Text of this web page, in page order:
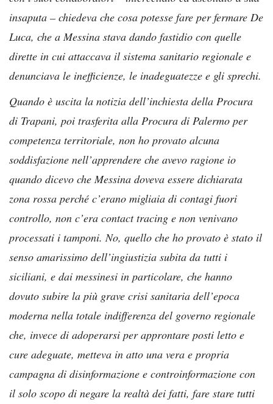
insaputa – chiedeva che cosa potesse fare per fermare De
Luca, che a Messina stava dando fastidio con quelle
dirette in cui attaccava il sistema sanitario regionale e
denunciava le inefficienze, le inadeguatezze e gli sprechi.
Quando è uscita la notizia dell’inchiesta della Procura
di Trapani, poi trasferita alla Procura di Palermo per
competenza territoriale, non ho provato alcuna
soddisfazione nell’apprendere che avevo ragione io
quando dicevo che Messina doveva essere dichiarata
zona rossa perché c’erano migliaia di contagi fuori
controllo, non c’era contact tracing e non venivano
processati i tamponi. No, quello che ho provato è stato il
senso amarissimo dell’ingiustizia subita da tutti i
siciliani, e dai messinesi in particolare, che hanno
dovuto subire la più grave crisi sanitaria dell’epoca
moderna nella totale indifferenza del governo regionale
che, invece di adoperarsi per approntare posti letto e
cure adeguate, metteva in atto una vera e propria
campagna di disinformazione e controinformazione con
il solo scopo di negare la realtà dei fatti, fare stare tutti